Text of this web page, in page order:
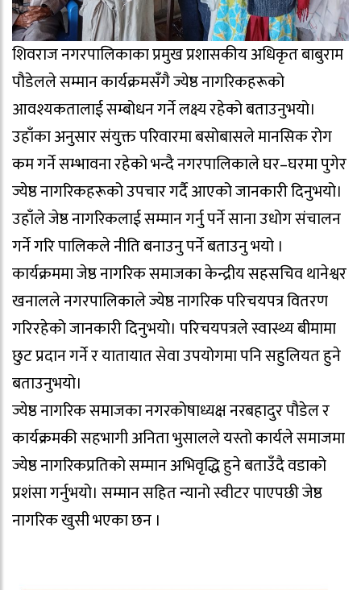
शिवराज नगरपालिकाका प्रमुख प्रशासकीय अधिकृत बाबुराम
पौडेलले सम्मान कार्यक्रमसँगै ज्येष्ठ नागरिकहरूको
आवश्यकतालाई सम्बोधन गर्ने लक्ष्य रहेको बताउनुभयो।
उहाँका अनुसार संयुक्त परिवारमा बसोबासले मानसिक रोग
कम गर्ने सम्भावना रहेको भन्दै नगरपालिकाले घर–घरमा पुगेर
ज्येष्ठ नागरिकहरूको उपचार गर्दै आएको जानकारी दिनुभयो।
उहाँले जेष्ठ नागरिकलाई सम्मान गर्नु पर्ने साना उधोग संचालन
गर्ने गरि पालिकले नीति बनाउनु पर्ने बताउनु भयो ।
कार्यक्रममा जेष्ठ नागरिक समाजका केन्द्रीय सहसचिव थानेश्वर
खनालले नगरपालिकाले ज्येष्ठ नागरिक परिचयपत्र वितरण
गरिरहेको जानकारी दिनुभयो। परिचयपत्रले स्वास्थ्य बीमामा
छुट प्रदान गर्ने र यातायात सेवा उपयोगमा पनि सहुलियत हुने
बताउनुभयो।
ज्येष्ठ नागरिक समाजका नगरकोषाध्यक्ष नरबहादुर पौडेल र
कार्यक्रमकी सहभागी अनिता भुसालले यस्तो कार्यले समाजमा
ज्येष्ठ नागरिकप्रतिको सम्मान अभिवृद्धि हुने बताउँदै वडाको
प्रशंसा गर्नुभयो। सम्मान सहित न्यानो स्वीटर पाएपछी जेष्ठ
नागरिक खुसी भएका छन ।